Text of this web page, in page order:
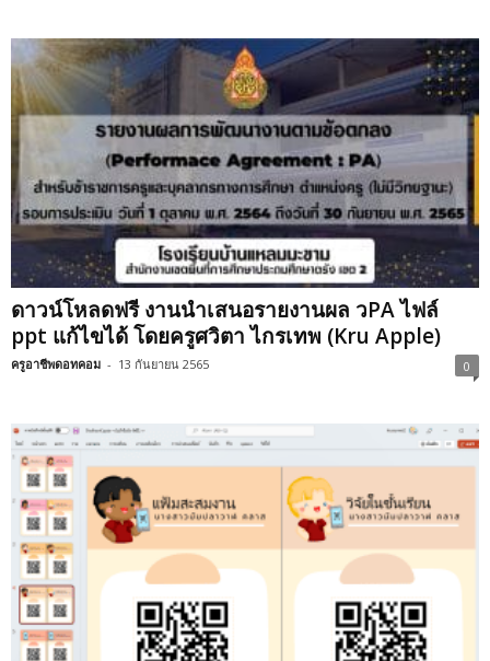
ดาวน์โหลดฟรี งานนำเสนอรายงานผล วPA ไฟล์
ppt แก้ไขได้ โดยครูศวิตา ไกรเทพ (Kru Apple)
ครูอาชีพดอทคอม - 13 กันยายน 2565 0